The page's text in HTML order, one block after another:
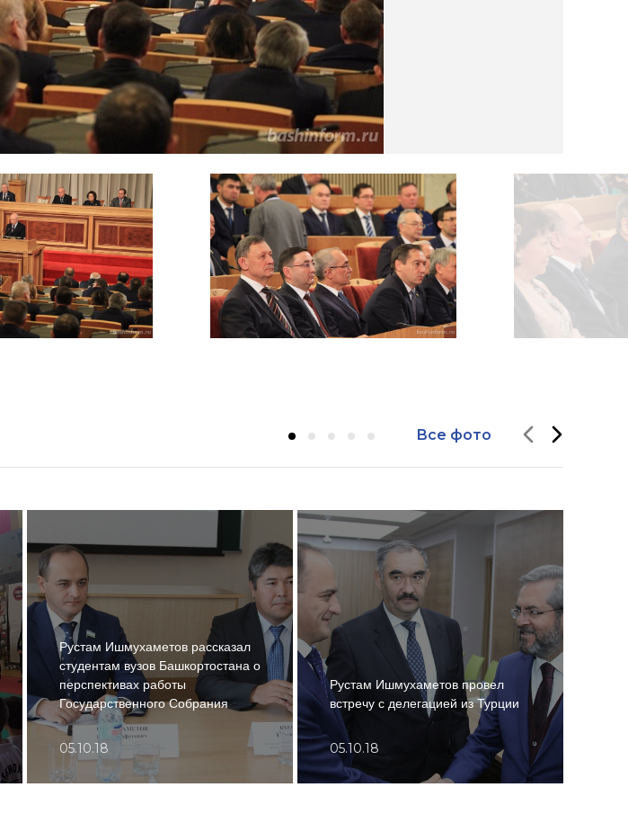
Все фото
Рустам Ишмухаметов рассказал
студентам вузов Башкортостана о
перспективах работы
Государственного Собрания
05.10.18
Рустам Ишмухаметов провел
встречу с делегацией из Турции
05.10.18